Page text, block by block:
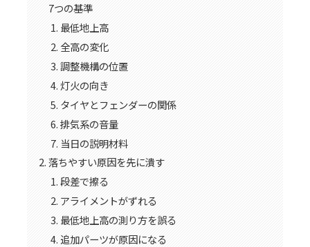
7つの基準
最低地上高
全高の変化
調整機構の位置
灯火の向き
タイヤとフェンダーの関係
排気系の音量
当日の説明材料
落ちやすい原因を先に潰す
段差で擦る
アライメントがずれる
最低地上高の測り方を誤る
追加パーツが原因になる